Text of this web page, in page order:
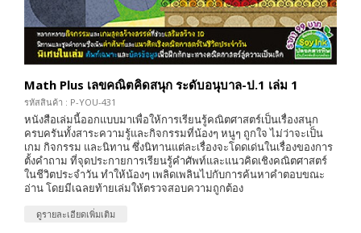
Math Plus เลขคณิตคิดสนุก ระดับอนุบาล-ป.1 เล่ม 1
รหัสสินค้า : P-YOU-431
หนังสือเล่มนี้ออกแบบมาเพื่อให้การเรียนรู้คณิตศาสตร์เป็นเรื่องสนุก
ครบครันทั้งสาระความรู้และกิจกรรมที่น้องๆ หนูๆ ถูกใจ ไม่ว่าจะเป็น
เกม กิจกรรม และนิทาน ซึ่งนิทานแต่ละเรื่องจะโดดเด่นในเรื่องของการ
ตั้งคำถาม ที่จุดประกายการเรียนรู้คำศัพท์และแนวคิดเชิงคณิตศาสตร์
ในชีวิตประจำวัน ทำให้น้องๆ เพลิดเพลินไปกับการค้นหาคำตอบขณะ
อ่าน โดยมีเฉลยท้ายเล่มให้ตรวจสอบความถูกต้อง
ดูรายละเอียดเพิ่มเติม